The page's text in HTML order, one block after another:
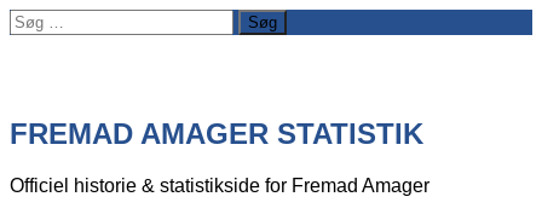
Søg
efter:
FREMAD AMAGER STATISTIK
Officiel historie & statistikside for Fremad Amager